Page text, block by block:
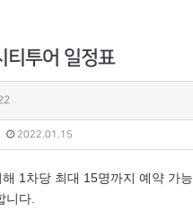
투어 일정표
2022.01.15
1차당 최대 15명까지 예약 가능
니다.